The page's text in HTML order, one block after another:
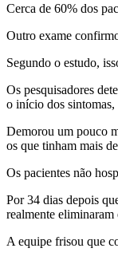
Cerca de 60% dos
Outro exame
Segundo o estudo,
Os pesquisadores
o início dos sintomas,
Demorou um pouco
os que tinham mais
Os pacientes não
Por 34 dias depois
realmente eliminaram
A equipe frisou que